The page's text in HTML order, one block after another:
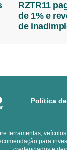
RZTR11
de 1% e
de
Política
ferramentas,
para